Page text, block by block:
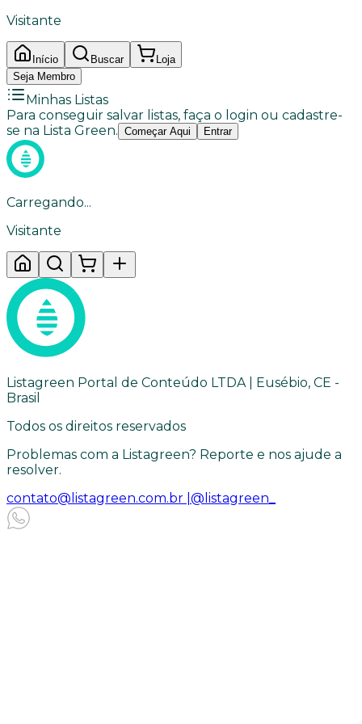
Visitante
Início Buscar
Loja
Seja Membro
Minhas Listas
Para conseguir salvar listas, faça o login ou cadastre-
se na Lista Green. Começar Aqui Entrar
Carregando...
Visitante
Listagreen Portal de Conteúdo LTDA | Eusébio, CE -
Brasil
Todos os direitos reservados
Problemas com a Listagreen? Reporte e nos ajude a
resolver.
contato@listagreen.com.br | @listagreen_